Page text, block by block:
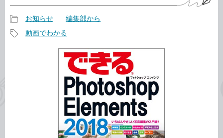
事
お知らせ 編集部から
動画でわかる